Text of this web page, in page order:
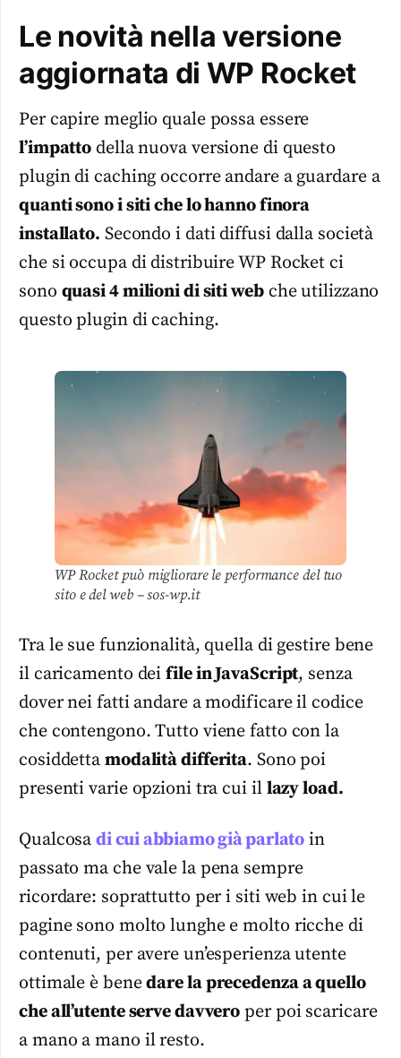
Le novità nella versione
aggiornata di WP Rocket
Per capire meglio quale possa essere
l’impatto della nuova versione di questo
plugin di caching occorre andare a guardare a
quanti sono i siti che lo hanno finora
installato. Secondo i dati diffusi dalla società
che si occupa di distribuire WP Rocket ci
sono quasi 4 milioni di siti webche utilizzano
questo plugin di caching.
WP Rocket può migliorare le performance del tuo
sito e del web – sos-wp.it
Tra le sue funzionalità, quella di gestire bene
il caricamento deifile in JavaScript, senza
dover nei fatti andare a modificare il codice
che contengono. Tutto viene fatto con la
cosiddetta modalità differita. Sono poi
presenti varie opzioni tra cui il lazy load.
Qualcosadi cui abbiamo già parlatoin
passato ma che vale la pena sempre
ricordare: soprattutto per i siti web in cui le
pagine sono molto lunghe e molto ricche di
contenuti, per avere un’esperienza utente
ottimale è benedare la precedenza a quello
che all’utente serve davvero per poi scaricare
a mano a mano il resto.